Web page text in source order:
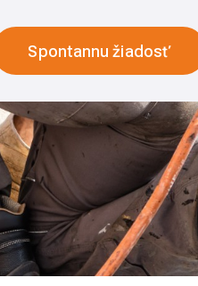
Spontannu žiadosť